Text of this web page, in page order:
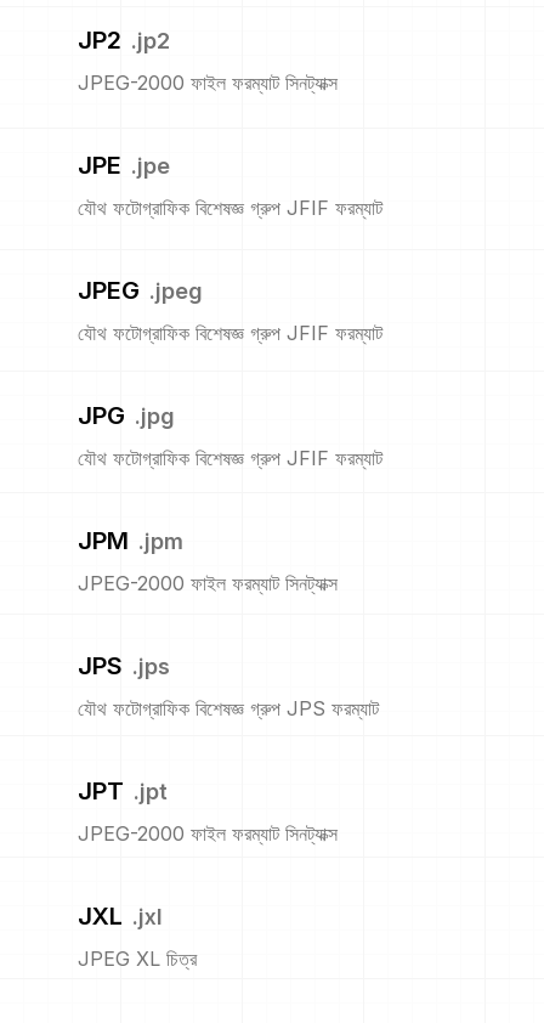
JP2 .jp2
JPEG-2000 ফাইল ফরম্যাট সিনট্যাক্স
JPE .jpe
যৌথ ফটোগ্রাফিক বিশেষজ্ঞ গ্রুপ JFIF ফরম্যাট
JPEG .jpeg
যৌথ ফটোগ্রাফিক বিশেষজ্ঞ গ্রুপ JFIF ফরম্যাট
JPG .jpg
যৌথ ফটোগ্রাফিক বিশেষজ্ঞ গ্রুপ JFIF ফরম্যাট
JPM .jpm
JPEG-2000 ফাইল ফরম্যাট সিনট্যাক্স
JPS .jps
যৌথ ফটোগ্রাফিক বিশেষজ্ঞ গ্রুপ JPS ফরম্যাট
JPT .jpt
JPEG-2000 ফাইল ফরম্যাট সিনট্যাক্স
JXL .jxl
JPEG XL চিত্র